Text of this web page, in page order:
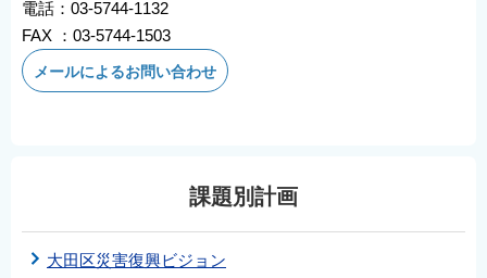
電話：03-5744-1132
FAX ：03-5744-1503
メールによるお問い合わせ
課題別計画
大田区災害復興ビジョン